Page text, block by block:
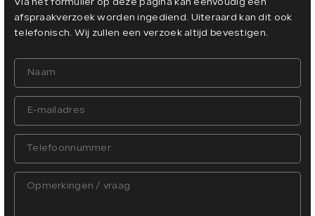
Via het formulier op deze pagina kan eenvoudig een
afspraakverzoek worden ingediend. Uiteraard kan dit ook
telefonisch. Wij zullen een verzoek altijd bevestigen.